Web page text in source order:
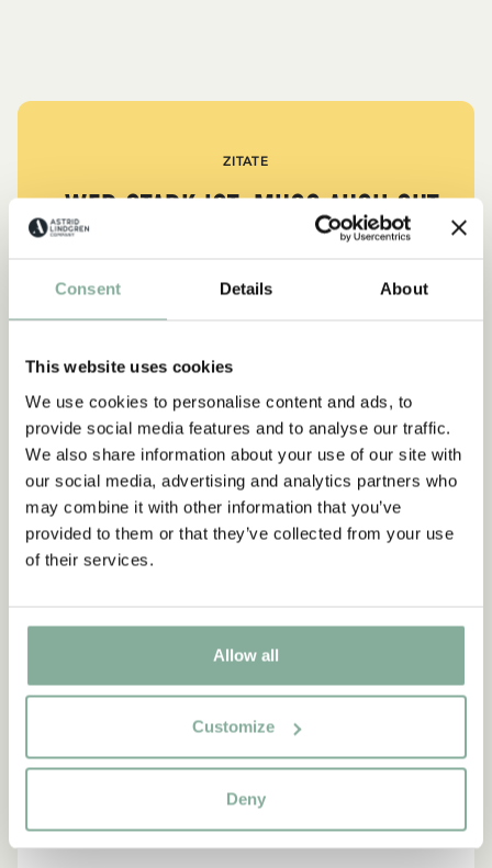
Consent Details About
This website uses cookies
We use cookies to personalise content and ads, to
provide social media features and to analyse our traffic.
We also share information about your use of our site with
our social media, advertising and analytics partners who
may combine it with other information that you’ve
provided to them or that they’ve collected from your use
of their services.
Allow all
Customize
Deny
ZITATE
„Wer stark ist, muss auch gut
aus Kennst du Pippi Langstrumpf?
NEU -15%